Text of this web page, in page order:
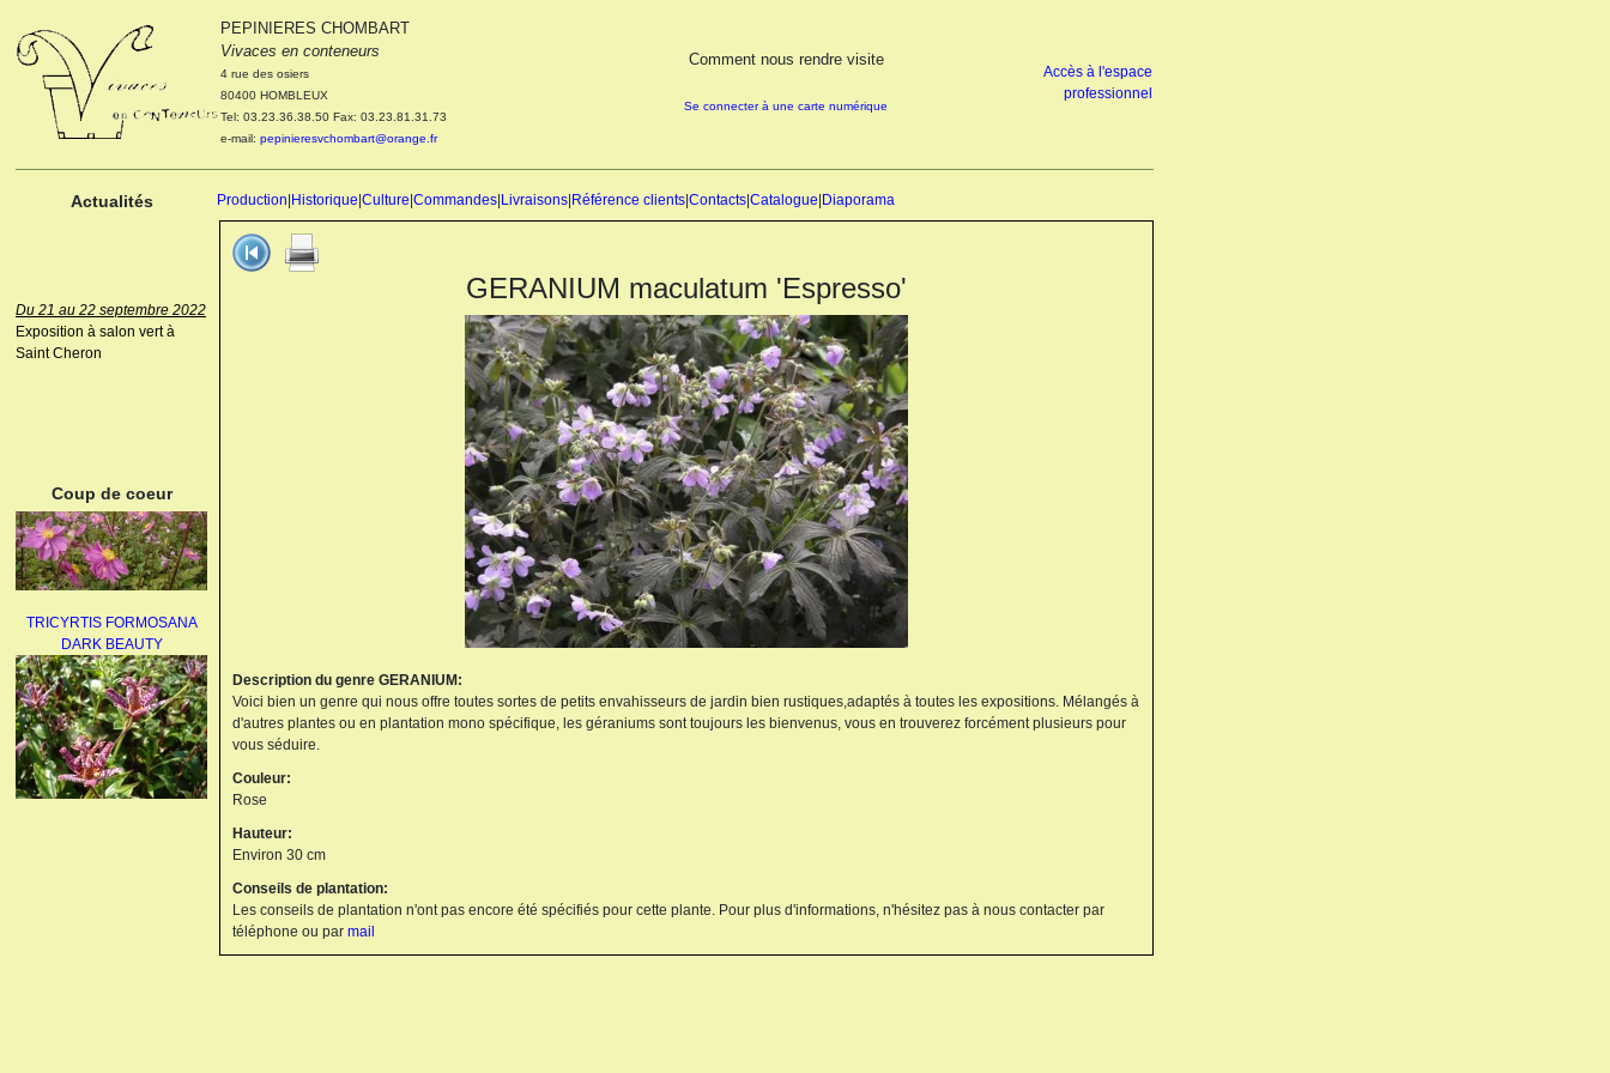
PEPINIERES CHOMBART
Vivaces en conteneurs
4 rue des osiers
80400 HOMBLEUX
Tel: 03.23.36.38.50 Fax: 03.23.81.31.73
e-mail: pepinieresvchombart@orange.fr
Comment nous rendre visite
Se connecter à une carte numérique
Accès à l'espace
professionnel
Actualités Production Historique Culture Commandes Livraisons Référence clients Contacts Catalogue Diaporama
Le 04 et 05 octobre 2022
Portes ouvertes de la
pépinière : Visite des
cultures, découverte des
nouveautés. Le rendez-vous
octobre 2022. Le mercredi 05
octobre 2022.
Du 21 au 22 septembre 2022
Exposition à salon vert à
Saint Cheron
Coup de coeur
TRICYRTIS FORMOSANA
DARK BEAUTY
GERANIUM maculatum 'Espresso'
Description du genre GERANIUM:
Voici bien un genre qui nous offre toutes sortes de petits envahisseurs de jardin bien rustiques,adaptés à toutes les expositions. Mélangés à
d'autres plantes ou en plantation mono spécifique, les géraniums sont toujours les bienvenus, vous en trouverez forcément plusieurs pour
vous séduire.
Couleur:
Rose
Hauteur:
Environ 30 cm
Conseils de plantation:
Les conseils de plantation n'ont pas encore été spécifiés pour cette plante. Pour plus d'informations, n'hésitez pas à nous contacter par
téléphone ou par mail